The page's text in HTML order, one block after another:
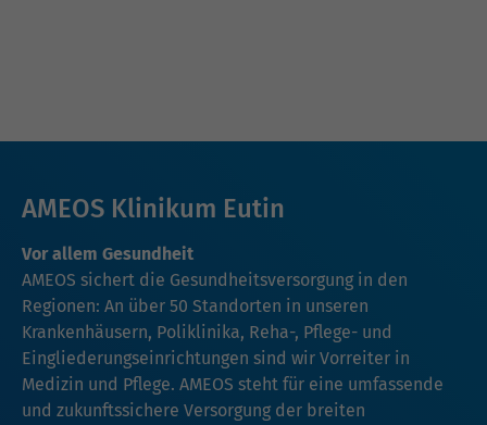
AMEOS Klinikum Eutin
Vor allem Gesundheit
AMEOS sichert die Gesundheitsversorgung in den
Regionen: An über 50 Standorten in unseren
Krankenhäusern, Poliklinika, Reha-, Pflege- und
Eingliederungseinrichtungen sind wir Vorreiter in
Medizin und Pflege. AMEOS steht für eine umfassende
und zukunftssichere Versorgung der breiten